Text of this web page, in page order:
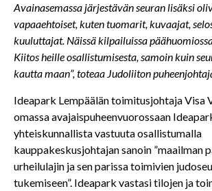
Avainasemassa järjestävän seuran lisäksi
vapaaehtoiset, kuten tuomarit, kuvaajat,
kuuluttajat. Näissä kilpailuissa
Kiitos heille osallistumisesta, samoin kuin
kautta maan”, toteaa Judoliiton
Ideapark Lempäälän toimitusjohtaja Visa
omassa avajaispuheenvuorossaan
yhteiskunnallista vastuuta osallistumalla
kauppakeskusjohtajan sanoin ”maailman
urheilulajin ja sen parissa toimivien
tukemiseen”. Ideapark vastasi tilojen ja